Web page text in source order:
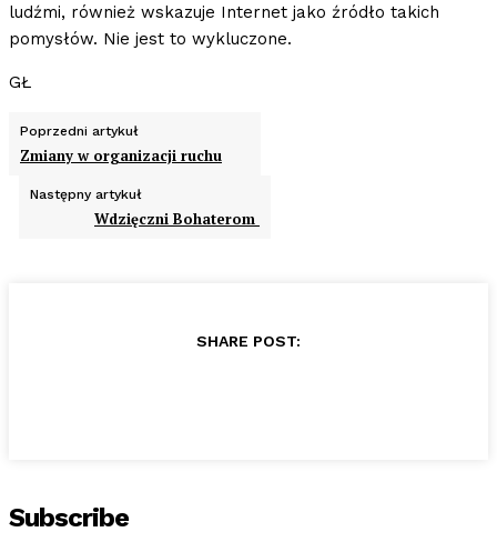
ludźmi, również wskazuje Internet jako źródło takich
pomysłów. Nie jest to wykluczone.
GŁ
Poprzedni artykuł
Zmiany w organizacji ruchu
Następny artykuł
Wdzięczni Bohaterom
SHARE POST:
Subscribe